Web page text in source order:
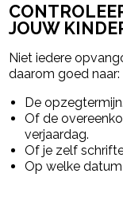
JOUW
Niet iedere
daarom goed naar:
De opzegtermijn.
Of de
verjaardag.
Of je zelf
Op welke